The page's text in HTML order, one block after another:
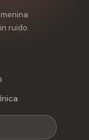
ruido.